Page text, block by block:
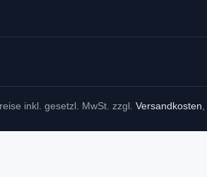
inkl. gesetzl. MwSt. zzgl. Versandkosten